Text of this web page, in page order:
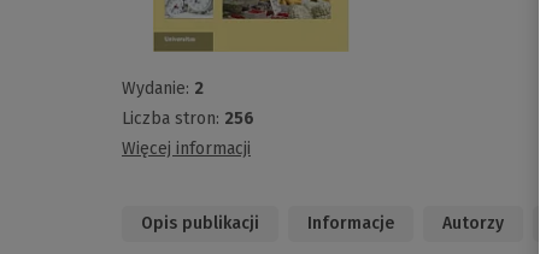
Wydanie: 2
Liczba stron: 256
Więcej informacji
Opis publikacji Informacje Autorzy